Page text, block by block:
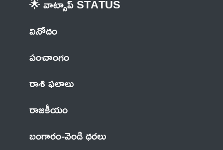
వినోదం
పంచాంగం
రాశి ఫలాలు
రాజకీయం
బంగారం-వెండి ధరలు